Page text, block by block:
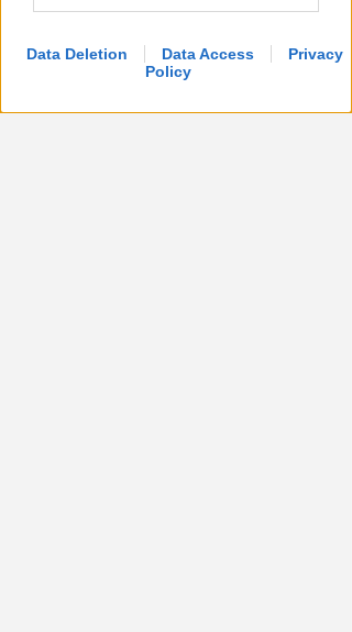
Data Deletion Data Access
Privacy
Policy